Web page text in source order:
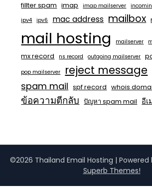
fillter spam imap imap mailserver
ipv4
ipv6 mac address mailbox
mail hosting mailserver
mx record
ns record outgoing mailserver
pop mailserver reject message
spam mail spf record whois
ข้อความตีกลับ ปัญหา spam mail อี
©2026 Thailand Email Hosting | Powered
Superb Themes!